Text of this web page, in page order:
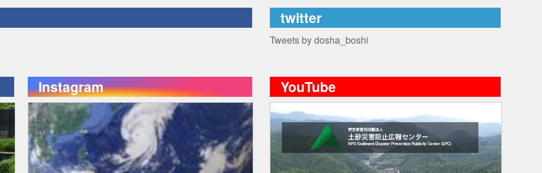
twitter
Tweets by dosha_boshi
Instagram YouTube